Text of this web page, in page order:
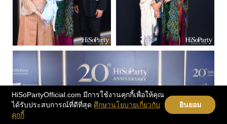
HiSoPartyOfficial.com มีการใช้งานคุกกี้เพื่อให้คุณ
ได้รับประสบการณ์ที่ดีที่สุด ศึกษานโยบายเกี่ยวกับ
คุกกี้
ยินยอม